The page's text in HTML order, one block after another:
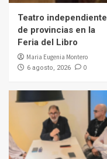
Teatro independiente
de provincias en la
Feria del Libro
Maria Eugenia Montero
6 agosto, 2026 0